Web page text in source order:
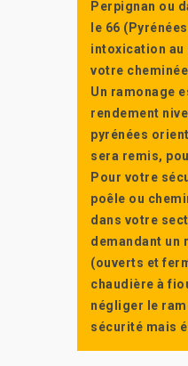
Perpignan ou
le 66
intoxication au
votre
Un ramonage
rendement
pyrénées
sera remis,
Pour votre
poêle ou
dans votre
demandant un
(ouverts et
chaudière à
négliger le
sécurité mais